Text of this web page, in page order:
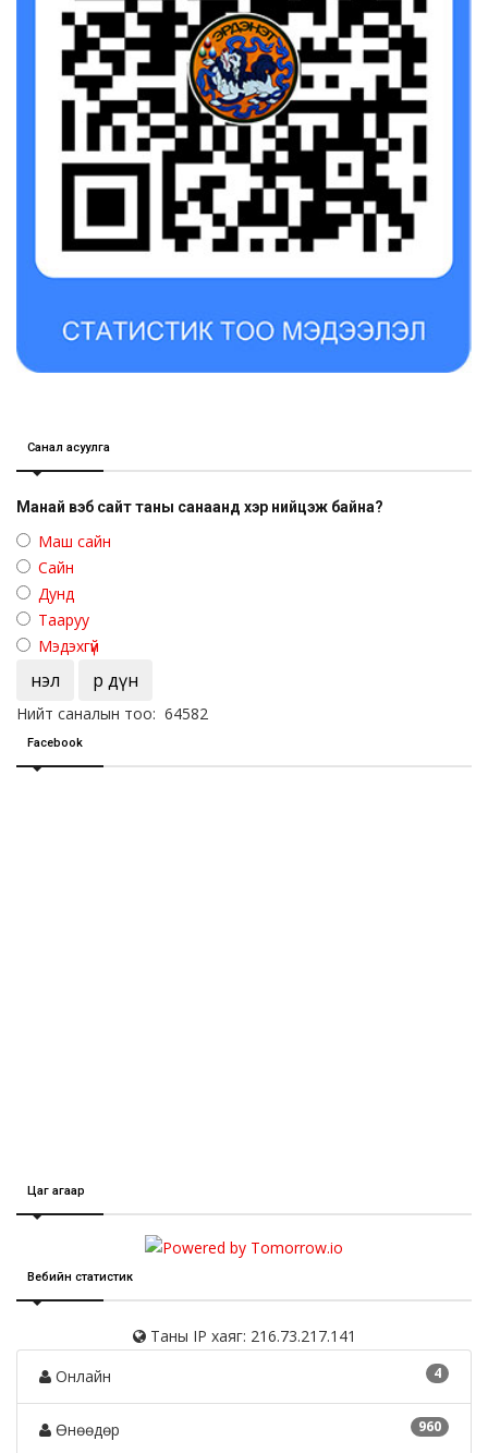
Санал асуулга
Манай вэб сайт таны санаанд хэр нийцэж байна?
Маш сайн
Сайн
Дунд
Тааруу
Мэдэхгүй
Үнэл Үр дүн
Нийт саналын тоо: 64582
Facebook
Цаг агаар
Вебийн статистик
Таны IP хаяг: 216.73.217.141
4
Онлайн
960
Өнөөдөр